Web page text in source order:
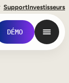
SupportInvestisseurs
DÉMO